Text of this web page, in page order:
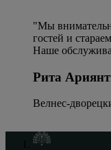
"Мы
гостей и
Наше
Рита
Велнес-